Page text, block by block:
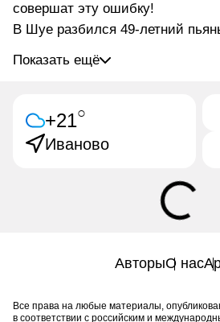
совершат эту ошибку!
В Шуе разбился 49-летний
Показать ещё
+21○
Иваново
АвторыО нас
Все права на любые материалы,
в соответствии с российским и